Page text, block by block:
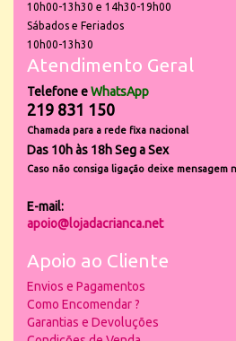
10h00-13h30 e 14h30-19h00
Sábados e Feriados
10h00-13h30
Atendimento Geral
Telefone eWhatsApp
219 831 150
Chamada para a rede fixa nacional
Das 10h às 18h Seg a Sex
Caso não consiga ligação deixe mensagem
E-mail:
apoio@lojadacrianca.net
Apoio ao Cliente
Envios e Pagamentos
Como Encomendar ?
Garantias e Devoluções